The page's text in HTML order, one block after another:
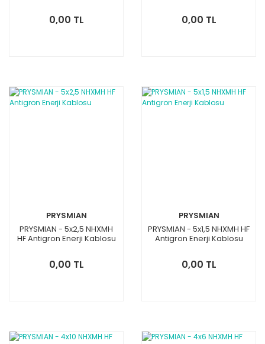
0,00 TL 0,00 TL
PRYSMIAN
PRYSMIAN - 5x2,5 NHXMH
HF Antigron Enerji Kablosu
0,00 TL
PRYSMIAN
PRYSMIAN - 5x1,5 NHXMH HF
Antigron Enerji Kablosu
0,00 TL